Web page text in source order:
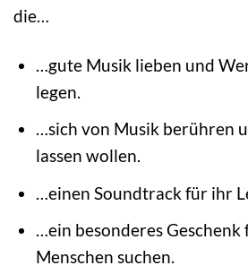
die…
…gute Musik lieben und
legen.
…sich von Musik berühren
lassen wollen.
…einen Soundtrack für ihr
…ein besonderes
Menschen suchen.